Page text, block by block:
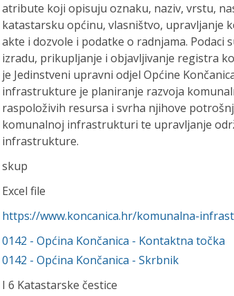
atribute koji opisuju oznaku, naziv, vrstu,
katastarsku općinu, vlasništvo, upravljanje
akte i dozvole i podatke o radnjama. Podaci
izradu, prikupljanje i objavljivanje registra
je Jedinstveni upravni odjel Općine
infrastrukture je planiranje razvoja
raspoloživih resursa i svrha njihove
komunalnoj infrastrukturi te upravljanje
infrastrukture.
skup
Excel file
https://www.koncanica.hr/komunalna-
0142 - Općina Končanica - Kontaktna točka
0142 - Općina Končanica - Skrbnik
I 6 Katastarske čestice